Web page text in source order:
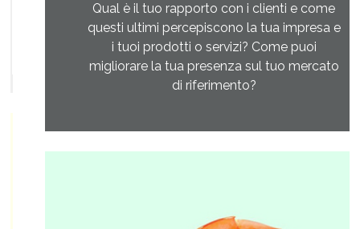
Qual è il tuo rapporto con i clienti e come
questi ultimi percepiscono la tua impresa e
i tuoi prodotti o servizi? Come puoi
migliorare la tua presenza sul tuo mercato
di riferimento?